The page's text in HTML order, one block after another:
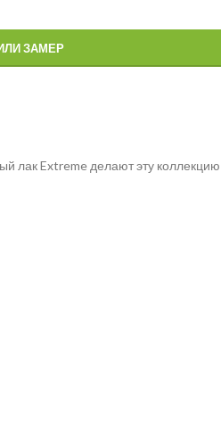
ЗАМЕР
лак Extreme делают эту